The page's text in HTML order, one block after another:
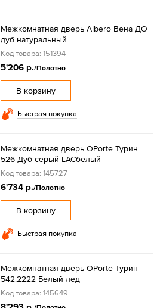
Межкомнатная дверь Albero Вена ДО
дуб натуральный
Код товара: 151394
5'206 р./Полотно
В корзину
Быстрая покупка
Межкомнатная дверь OPorte Турин
526 Дуб серый LACбелый
Код товара: 145727
6'734 р./Полотно
В корзину
Быстрая покупка
Межкомнатная дверь OPorte Турин
542.2222 Белый лед
Код товара: 145649